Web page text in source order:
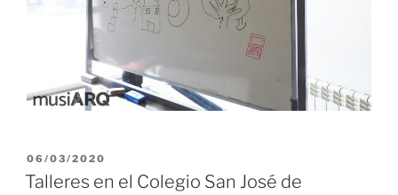
PUBLICADO
EL
06/03/2020
Talleres en el Colegio San José de